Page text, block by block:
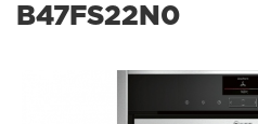
B47FS22N0